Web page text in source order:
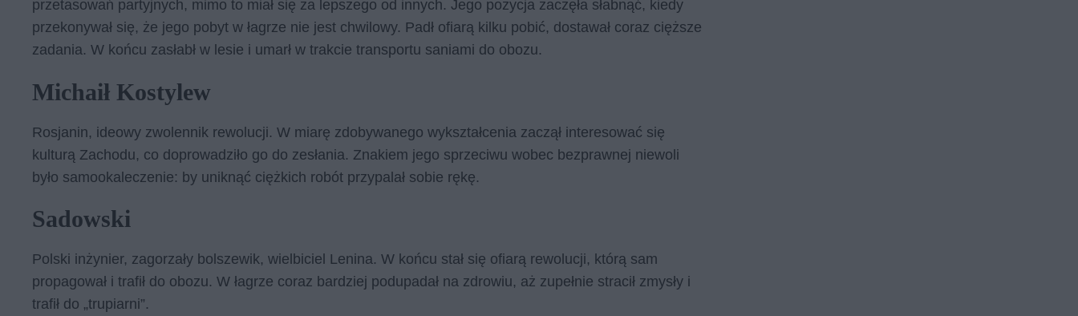
przetasowań partyjnych, mimo to miał się za lepszego od innych. Jego pozycja zaczęła słabnąć, kiedy
przekonywał się, że jego pobyt w łagrze nie jest chwilowy. Padł ofiarą kilku pobić, dostawał coraz cięższe
zadania. W końcu zasłabł w lesie i umarł w trakcie transportu saniami do obozu.
Michaił Kostylew
Rosjanin, ideowy zwolennik rewolucji. W miarę zdobywanego wykształcenia zaczął interesować się
kulturą Zachodu, co doprowadziło go do zesłania. Znakiem jego sprzeciwu wobec bezprawnej niewoli
było samookaleczenie: by uniknąć ciężkich robót przypalał sobie rękę.
Sadowski
Polski inżynier, zagorzały bolszewik, wielbiciel Lenina. W końcu stał się ofiarą rewolucji, którą sam
propagował i trafił do obozu. W łagrze coraz bardziej podupadał na zdrowiu, aż zupełnie stracił zmysły i
trafił do „trupiarni”.